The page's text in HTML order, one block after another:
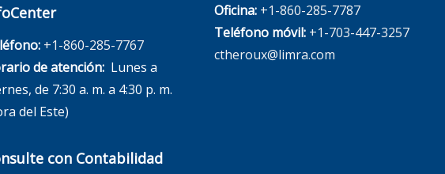
+1-860-285-7767
de atención:Lunes a
de 7:30 a. m. a 4:30 p. m.
del Este)
con Contabilidad
Oficina: +1-860-285-7787
Teléfono móvil: +1-703-447-3257
ctheroux@limra.com